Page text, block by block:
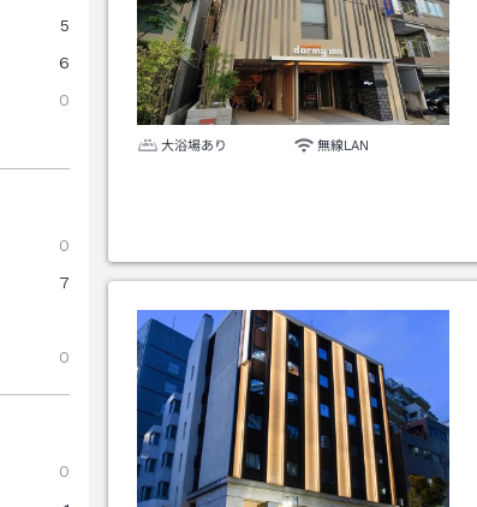
5
6
0
0
7
0
0
大浴場あり 無線LAN